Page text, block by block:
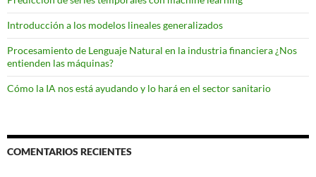
Introducción a los modelos lineales generalizados
Procesamiento de Lenguaje Natural en la industria financiera ¿Nos
entienden las máquinas?
Cómo la IA nos está ayudando y lo hará en el sector sanitario
COMENTARIOS RECIENTES